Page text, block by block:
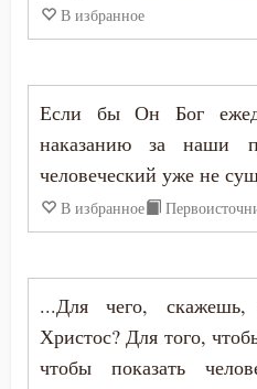
Добродетель
Дух Святой
Душа
Елеосвящение
Ересь
В избранное
Если бы Он Бог
наказанию за наши
человеческий уже не
В избранное
...Для чего,
Христос? Для того,
чтобы показать